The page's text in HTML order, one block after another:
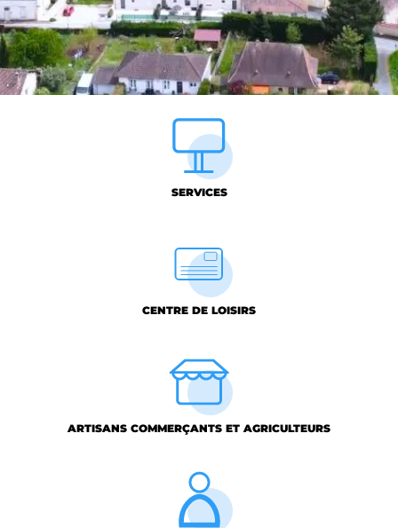
SERVICES
CENTRE DE LOISIRS
ARTISANS COMMERÇANTS ET AGRICULTEURS